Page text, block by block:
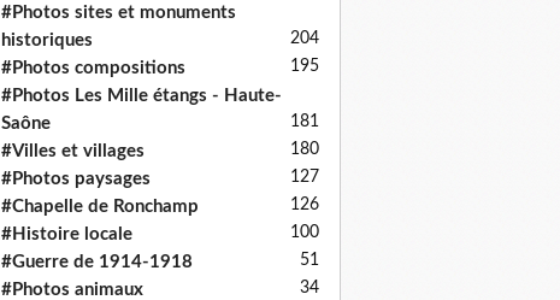
#Photos sites et monuments
historiques
204
#Photos compositions 195
#Photos Les Mille étangs - Haute-
Saône
181
#Villes et villages 180
#Photos paysages 127
#Chapelle de Ronchamp 126
#Histoire locale 100
#Guerre de 1914-1918 51
#Photos animaux 34